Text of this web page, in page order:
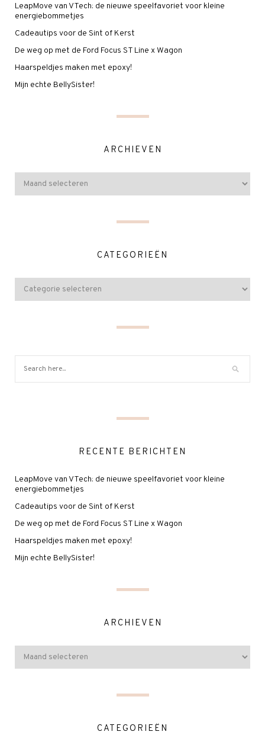
LeapMove van VTech: de nieuwe speelfavoriet voor kleine
energiebommetjes
Cadeautips voor de Sint of Kerst
De weg op met de Ford Focus ST Line x Wagon
Haarspeldjes maken met epoxy!
Mijn echte BellySister!
ARCHIEVEN
CATEGORIEËN
RECENTE BERICHTEN
LeapMove van VTech: de nieuwe speelfavoriet voor kleine
energiebommetjes
Cadeautips voor de Sint of Kerst
De weg op met de Ford Focus ST Line x Wagon
Haarspeldjes maken met epoxy!
Mijn echte BellySister!
ARCHIEVEN
CATEGORIEËN